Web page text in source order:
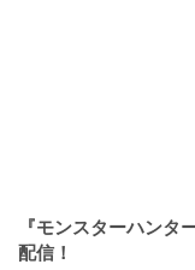
『モンスターハンタ
配信！